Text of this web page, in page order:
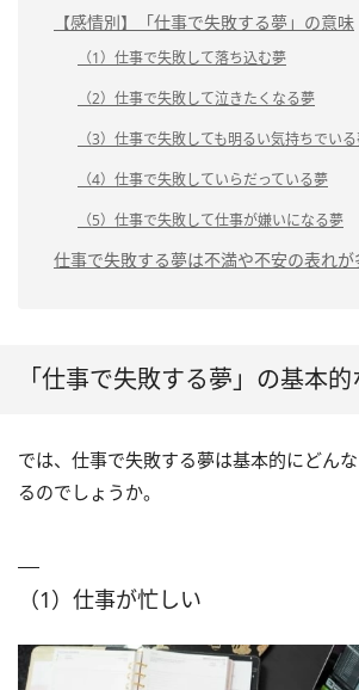
【感情別】「仕事で失敗する夢」の意味
（1）仕事で失敗して落ち込む夢
（2）仕事で失敗して泣きたくなる夢
（3）仕事で失敗しても明るい気持ちでい
（4）仕事で失敗していらだっている夢
（5）仕事で失敗して仕事が嫌いになる夢
仕事で失敗する夢は不満や不安の表れが
「仕事で失敗する夢」の基本
では、仕事で失敗する夢は基本的にどん
るのでしょうか。
（1）仕事が忙しい